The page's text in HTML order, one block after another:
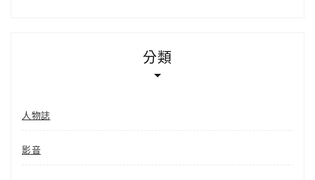
分類
人物誌
影音